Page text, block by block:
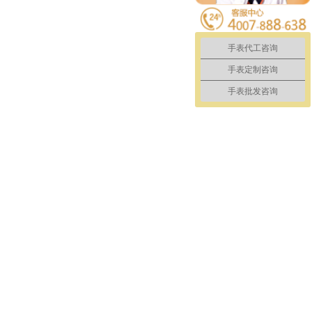
手表代工咨询
手表定制咨询
手表批发咨询